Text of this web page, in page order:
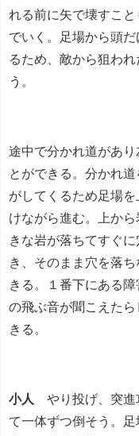
れる前に矢で壊すこ
でいく。足場から頭
るため、敵から狙わ
う。
途中で分かれ道があ
とができる。分かれ
がしてくるため足場
けながら進む。上か
きな岩が落ちてすぐ
き、そのまま穴を落
きる。１番下にある
の飛ぶ音が聞こえた
きる。
小人
やり投げ、突進
て一体ずつ倒そう。